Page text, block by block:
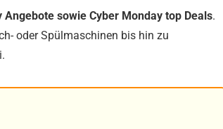
Angebote sowie Cyber Monday top Deals.
oder Spülmaschinen bis hin zu